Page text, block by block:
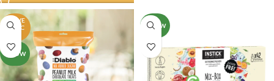
UITVE
RKOC
NIEUW
NIEUW